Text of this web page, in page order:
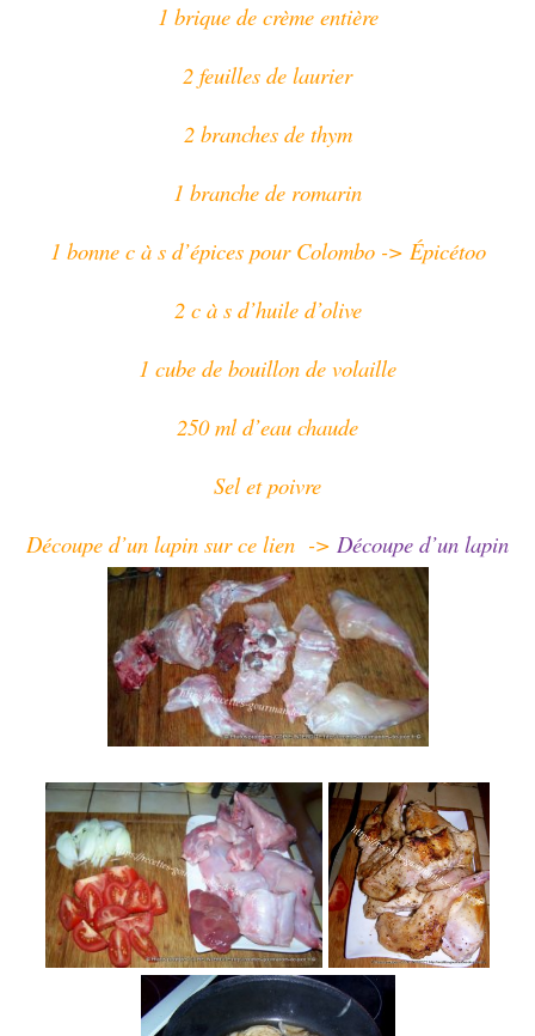
1 brique de crème entière
2 feuilles de laurier
2 branches de thym
1 branche de romarin
1 bonne c à s d’épices pour Colombo -> Épicétoo
2 c à s d’huile d’olive
1 cube de bouillon de volaille
250 ml d’eau chaude
Sel et poivre
Découpe d’un lapin sur ce lien -> Découpe d’un lapin